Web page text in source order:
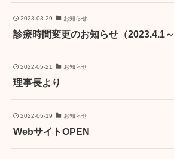
2023-03-29 お知らせ
診療時間変更のお知らせ（2023.4.1～
2022-05-21 お知らせ
理事長より
2022-05-19 お知らせ
WebサイトOPEN